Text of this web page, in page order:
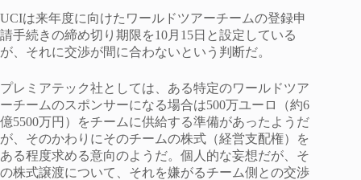
UCIは来年度に向けたワールドツアーチームの登録申
請手続きの締め切り期限を10月15日と設定している
が、それに交渉が間に合わないという判断だ。
プレミアテック社としては、ある特定のワールドツア
ーチームのスポンサーになる場合は500万ユーロ（約6
億5500万円）をチームに供給する準備があったようだ
が、そのかわりにそのチームの株式（経営支配権）を
ある程度求める意向のようだ。個人的な妄想だが、そ
の株式譲渡について、それを嫌がるチーム側との交渉